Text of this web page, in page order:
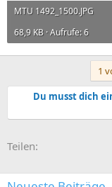
MTU 1492_1500.JPG
68,9 KB · Aufrufe: 6
1
Du musst dich
Teilen: